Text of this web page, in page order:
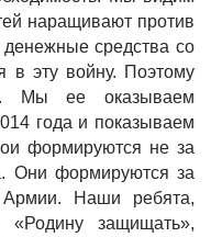
наращивают против
средства со
в эту войну. Поэтому
Мы ее оказываем
года и показываем
формируются не за
Они формируются за
Наши ребята,
защищать»,